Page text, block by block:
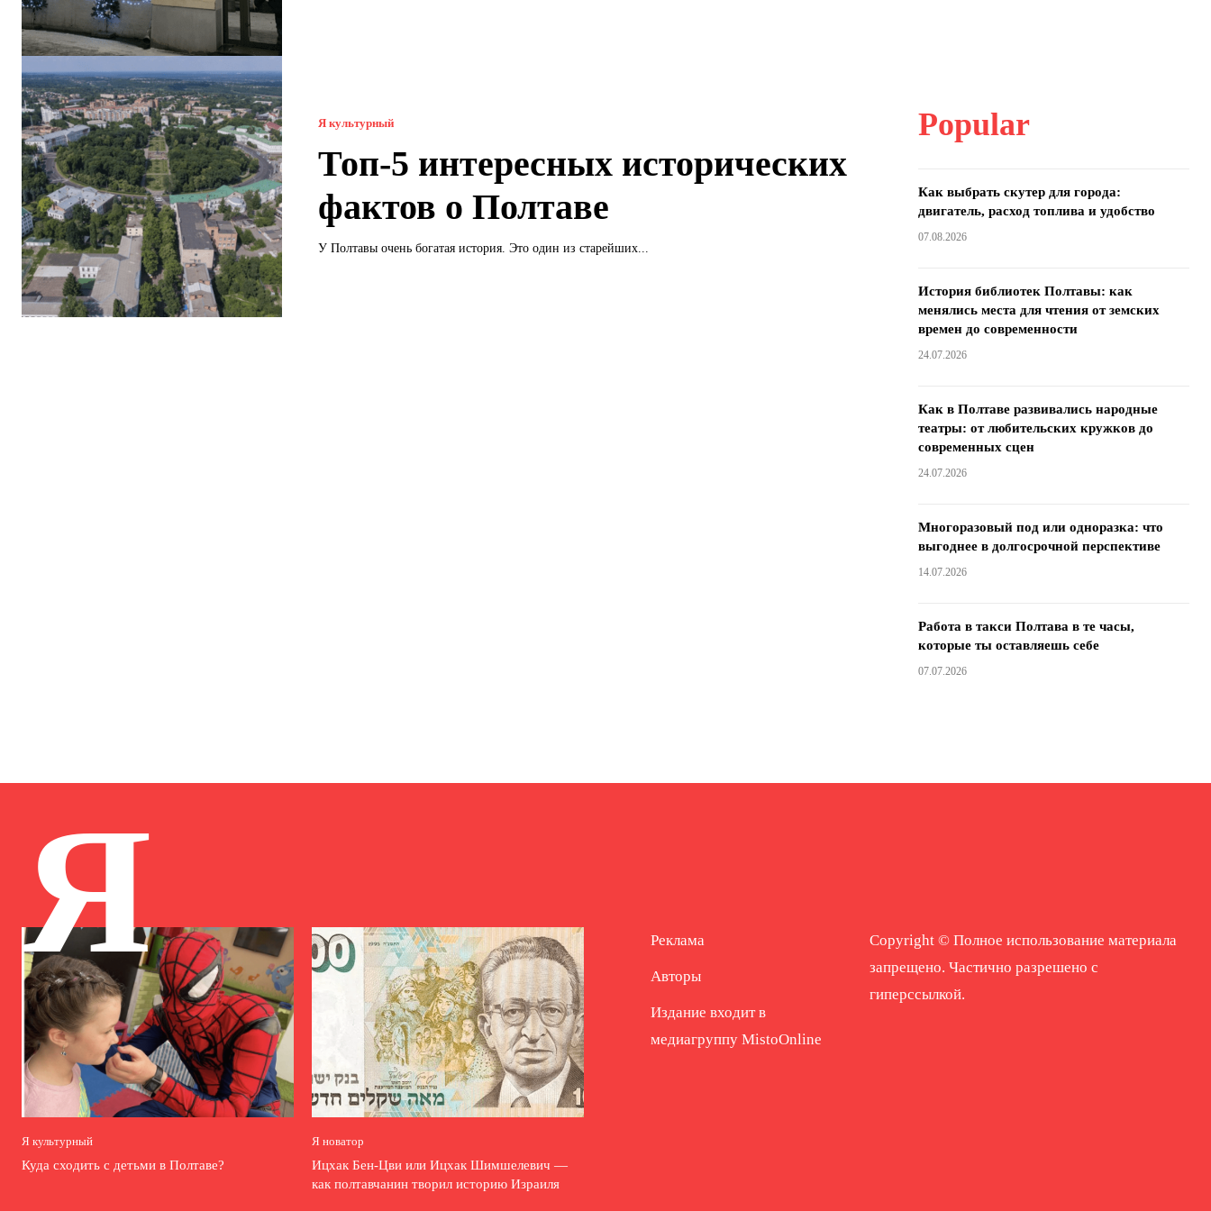
Я культурный
Топ-5 интересных исторических
фактов о Полтаве
У Полтавы очень богатая история. Это один из старейших...
Popular
Как выбрать скутер для города:
двигатель, расход топлива и удобство
07.08.2026
История библиотек Полтавы: как
менялись места для чтения от земских
времен до современности
24.07.2026
Как в Полтаве развивались народные
театры: от любительских кружков до
современных сцен
24.07.2026
Многоразовый под или одноразка: что
выгоднее в долгосрочной перспективе
14.07.2026
Работа в такси Полтава в те часы,
которые ты оставляешь себе
07.07.2026
Я
Я культурный
Куда сходить с детьми в Полтаве?
Я новатор
Ицхак Бен-Цви или Ицхак Шимшелевич —
как полтавчанин творил историю Израиля
Реклама
Авторы
Издание входит в
медиагруппу MistoOnline
Copyright © Полное использование материала
запрещено. Частично разрешено с
гиперссылкой.